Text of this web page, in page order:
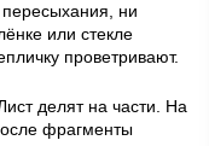
ни
или стекле
проветривают.
делят на части. На
фрагменты